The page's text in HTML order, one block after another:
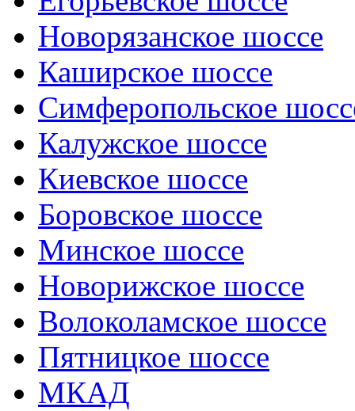
Новорязанское шоссе
Каширское шоссе
Симферопольское
Калужское шоссе
Киевское шоссе
Боровское шоссе
Минское шоссе
Новорижское шоссе
Волоколамское шоссе
Пятницкое шоссе
МКАД